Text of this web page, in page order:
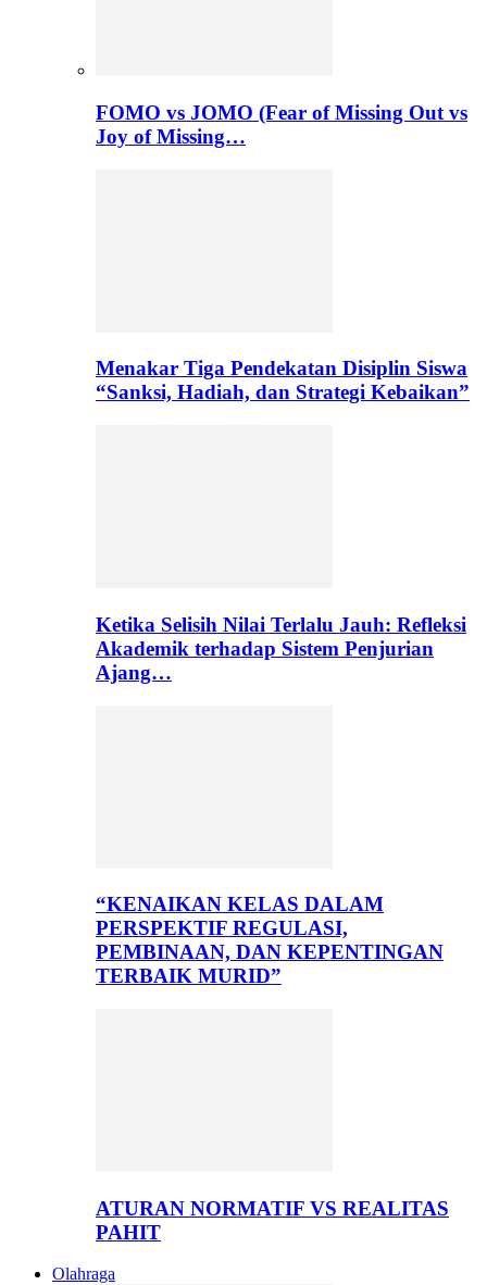
FOMO vs JOMO (Fear of Missing Out vs
Joy of Missing…
Menakar Tiga Pendekatan Disiplin Siswa
“Sanksi, Hadiah, dan Strategi Kebaikan”
Ketika Selisih Nilai Terlalu Jauh: Refleksi
Akademik terhadap Sistem Penjurian
Ajang…
“KENAIKAN KELAS DALAM
PERSPEKTIF REGULASI,
PEMBINAAN, DAN KEPENTINGAN
TERBAIK MURID”
ATURAN NORMATIF VS REALITAS
PAHIT
Olahraga